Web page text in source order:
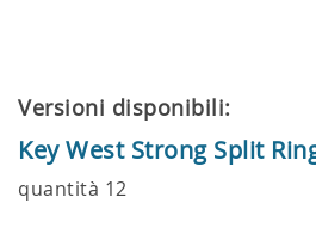
Versioni disponibili:
Key West Strong Split
quantità 12